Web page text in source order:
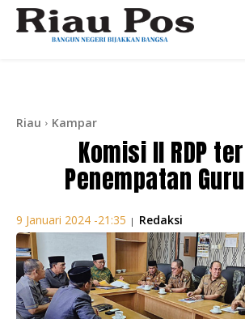
Riau Kampar
Komisi II RDP
Penempatan Guru
9 Januari 2024 -21:35 | Redaksi